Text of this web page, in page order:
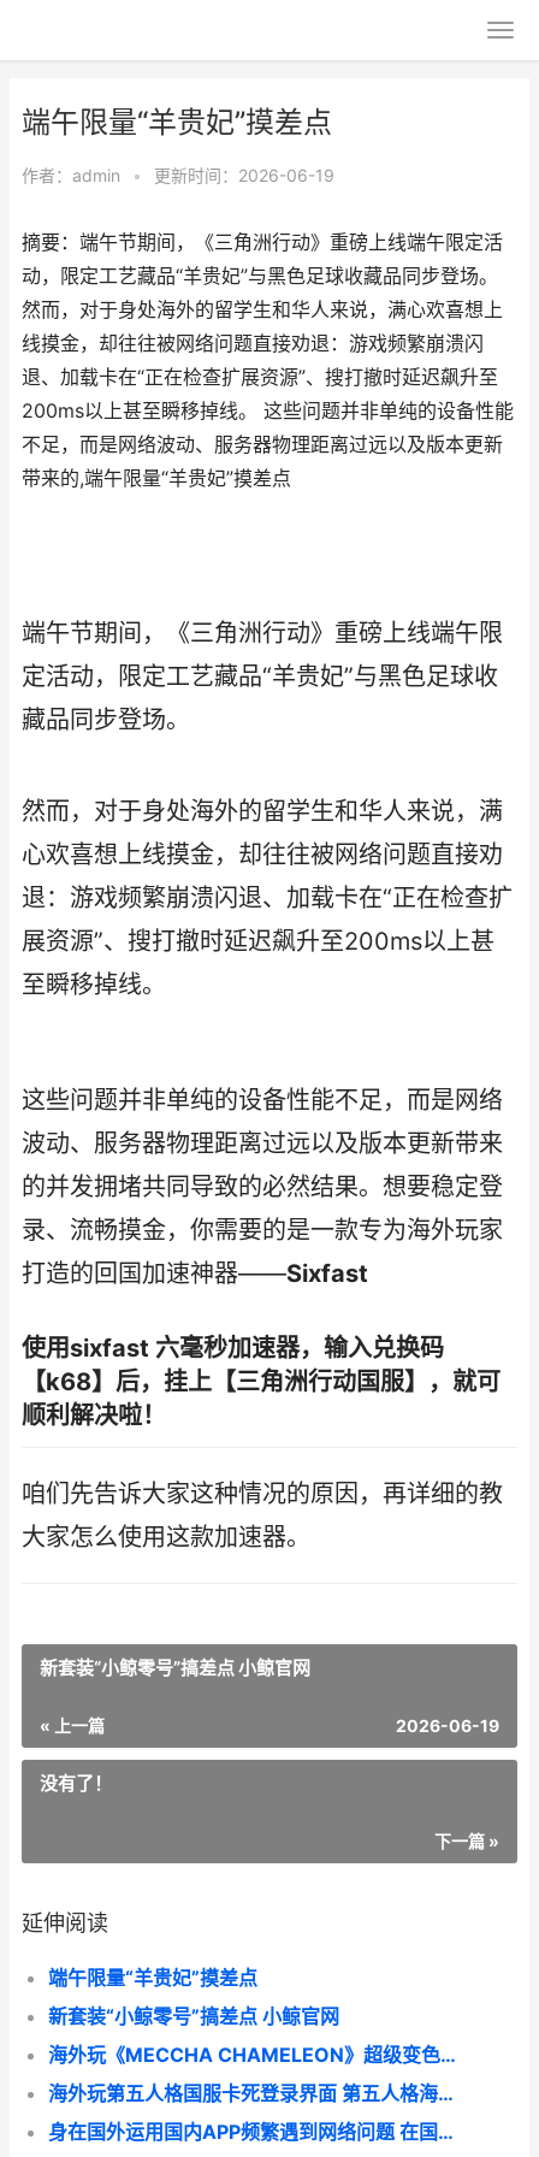
端午限量“羊贵妃”摸差点
作者： admin • 更新时间：2026-06-19
摘要：端午节期间，《三角洲行动》重磅上线端午限定活
动，限定工艺藏品“羊贵妃”与黑色足球收藏品同步登场。
然而，对于身处海外的留学生和华人来说，满心欢喜想上
线摸金，却往往被网络问题直接劝退：游戏频繁崩溃闪
退、加载卡在“正在检查扩展资源”、搜打撤时延迟飙升至
200ms以上甚至瞬移掉线。 这些问题并非单纯的设备性能
不足，而是网络波动、服务器物理距离过远以及版本更新
带来的,端午限量“羊贵妃”摸差点
端午节期间，《三角洲行动》重磅上线端午限
定活动，限定工艺藏品“羊贵妃”与黑色足球收
藏品同步登场。
然而，对于身处海外的留学生和华人来说，满
心欢喜想上线摸金，却往往被网络问题直接劝
退：游戏频繁崩溃闪退、加载卡在“正在检查扩
展资源”、搜打撤时延迟飙升至200ms以上甚
至瞬移掉线。
这些问题并非单纯的设备性能不足，而是网络
波动、服务器物理距离过远以及版本更新带来
的并发拥堵共同导致的必然结果。想要稳定登
录、流畅摸金，你需要的是一款专为海外玩家
打造的回国加速神器——Sixfast
使用sixfast 六毫秒加速器，输入兑换码
【k68】后，挂上【三角洲行动国服】，就可
顺利解决啦！
咱们先告诉大家这种情况的原因，再详细的教
大家怎么使用这款加速器。
新套装“小鲸零号”搞差点 小鲸官网
« 上一篇 2026-06-19
没有了！
下一篇 »
延伸阅读
端午限量“羊贵妃”摸差点
新套装“小鲸零号”搞差点 小鲸官网
海外玩《MECCHA CHAMELEON》超级变色龙 卡云存档进不去房间 海外游戏进不去怎么办
海外玩第五人格国服卡死登录界面 第五人格海外实名会有防沉迷吗
身在国外运用国内APP频繁遇到网络问题 在国外使用国内软件